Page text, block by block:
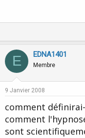
E EDNA1401
Membre
9 Janvier 2008
comment
comment
sont